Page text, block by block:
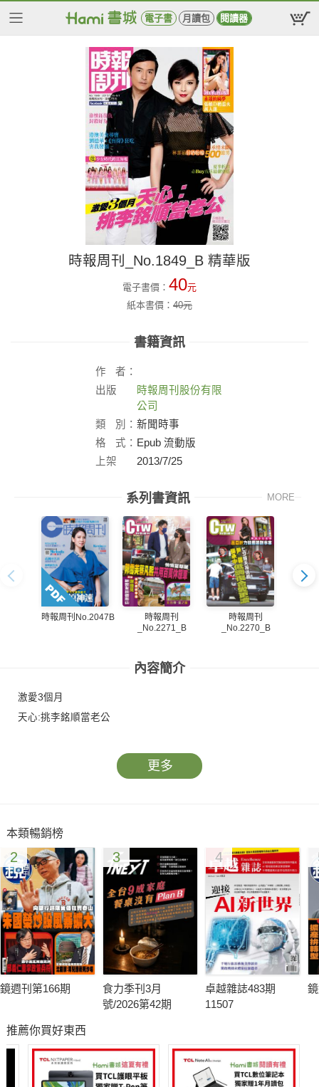
電子書 月讀包 閱讀器
時報周刊_No.1849_B 精華版
電子書價： 40元
紙本書價： 40元
書籍資訊
作
者：
出版
時報周刊股份有限
公司
類
別： 新聞時事
格
式： Epub 流動版
上架
2013/7/25
系列書資訊 MORE
時報周刊No.2047B
時報周刊
_No.2271_B
時報周刊
_No.2270_B
內容簡介
激愛3個月
天心:挑李銘順當老公
更多
本類暢銷榜
2
鏡週刊第166期
3
食力季刊3月
號/2026第42期
4
卓越雜誌483期
11507
推薦你買好東西